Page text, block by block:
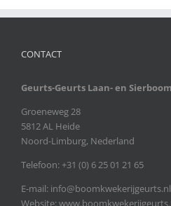
CONTACT
Geurts-Geurts Laan- en
Groeneweg 28
5812 AL Heide
Noord-Limburg, Nederland
Telefoon: +31 (0) 6 25 01 21 65
E-mail: info@boomkwekerijgeurts.nl
Website: